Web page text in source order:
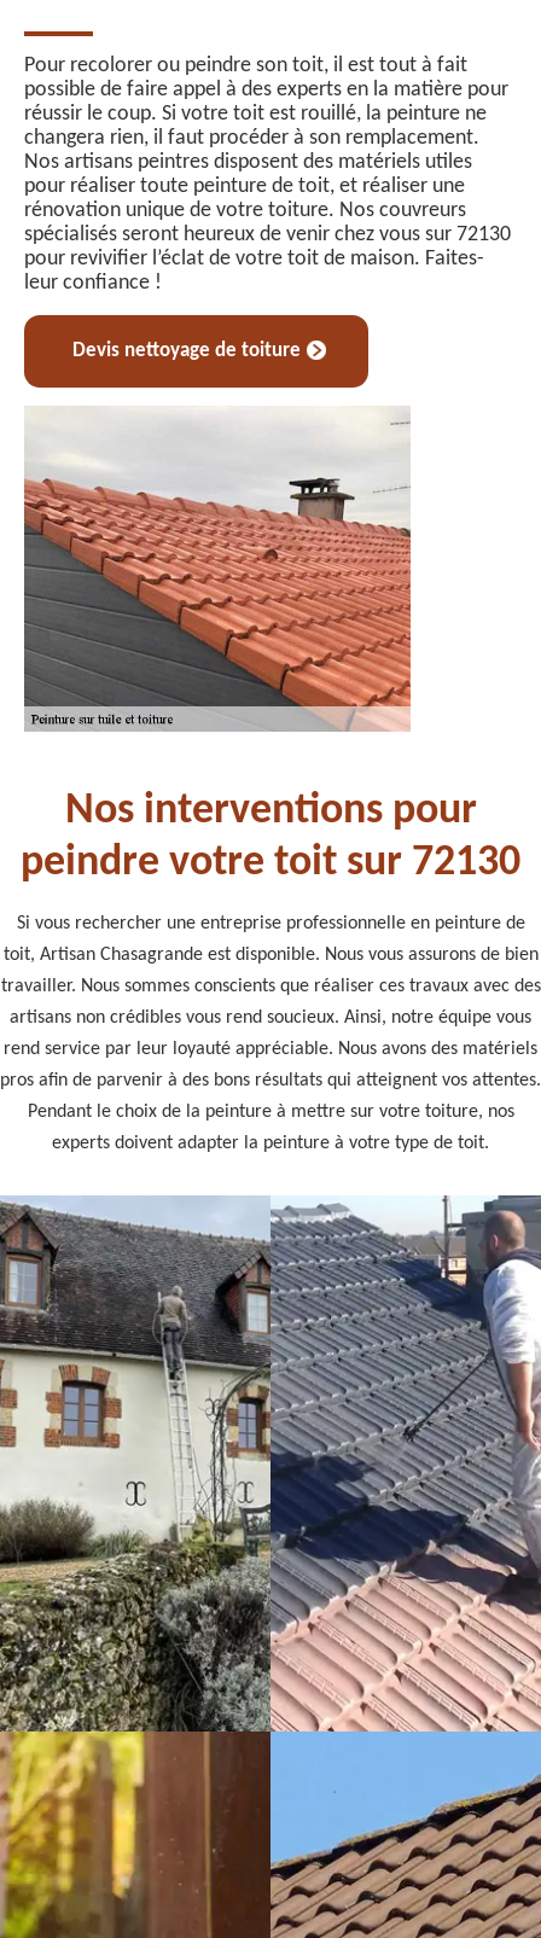
Pour recolorer ou peindre son toit, il est tout à fait
possible de faire appel à des experts en la matière pour
réussir le coup. Si votre toit est rouillé, la peinture ne
changera rien, il faut procéder à son remplacement.
Nos artisans peintres disposent des matériels utiles
pour réaliser toute peinture de toit, et réaliser une
rénovation unique de votre toiture. Nos couvreurs
spécialisés seront heureux de venir chez vous sur 72130
pour revivifier l’éclat de votre toit de maison. Faites-
leur confiance !
Devis nettoyage de toiture
Nos interventions pour
peindre votre toit sur 72130
Si vous rechercher une entreprise professionnelle en peinture de
toit, Artisan Chasagrande est disponible. Nous vous assurons de bien
travailler. Nous sommes conscients que réaliser ces travaux avec des
artisans non crédibles vous rend soucieux. Ainsi, notre équipe vous
rend service par leur loyauté appréciable. Nous avons des matériels
pros afin de parvenir à des bons résultats qui atteignent vos attentes.
Pendant le choix de la peinture à mettre sur votre toiture, nos
experts doivent adapter la peinture à votre type de toit.